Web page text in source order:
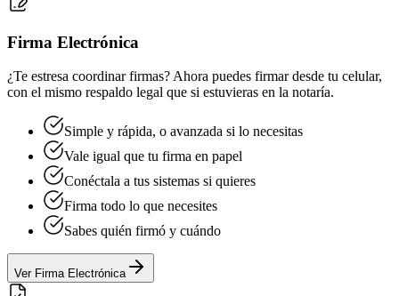
Firma Electrónica
¿Te estresa coordinar firmas? Ahora puedes firmar desde tu celular,
con el mismo respaldo legal que si estuvieras en la notaría.
Simple y rápida, o avanzada si lo necesitas
Vale igual que tu firma en papel
Conéctala a tus sistemas si quieres
Firma todo lo que necesites
Sabes quién firmó y cuándo
Ver Firma Electrónica